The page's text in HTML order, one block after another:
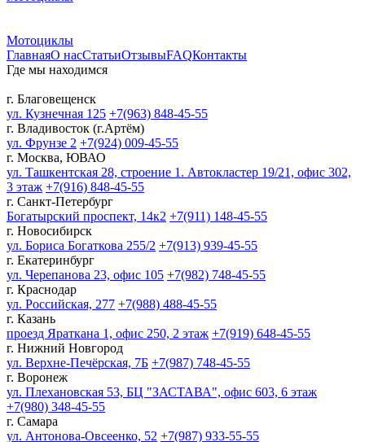
Мотоциклы
ГлавнаяО насСтатьиОтзывыFAQКонтакты
Где мы находимся
г. Благовещенск
ул. Кузнечная 125 +7(963) 848-45-55
г. Владивосток (г.Артём)
ул. Фрунзе 2 +7(924) 009-45-55
г. Москва, ЮВАО
ул. Ташкентская 28, строение 1. Автокластер 19/21, офис 302,
3 этаж +7(916) 848-45-55
г. Санкт-Петербург
Богатырский проспект, 14к2 +7(911) 148-45-55
г. Новосибирск
ул. Бориса Богаткова 255/2 +7(913) 939-45-55
г. Екатеринбург
ул. Черепанова 23, офис 105 +7(982) 748-45-55
г. Краснодар
ул. Российская, 277 +7(988) 488-45-55
г. Казань
проезд Яраткана 1, офис 250, 2 этаж +7(919) 648-45-55
г. Нижний Новгород
ул. Верхне-Печёрская, 7Б +7(987) 748-45-55
г. Воронеж
ул. Плехановская 53, БЦ "ЗАСТАВА", офис 603, 6 этаж
+7(980) 348-45-55
г. Самара
ул. Антонова-Овсеенко, 52 +7(987) 933-55-55